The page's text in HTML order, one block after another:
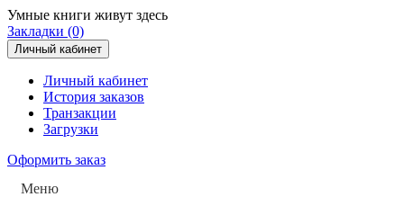
Умные книги живут здесь
Закладки (0)
Личный кабинет
Личный кабинет
История заказов
Транзакции
Загрузки
Оформить заказ
Меню